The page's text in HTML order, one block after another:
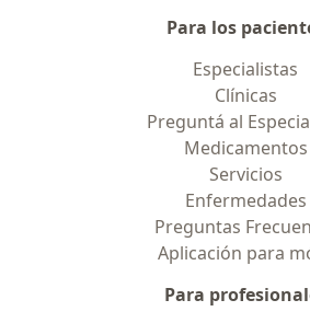
Para los
Especialistas
Clínicas
Preguntá al
Medicamentos
Servicios
Enfermedades
Preguntas
Aplicación para
Para